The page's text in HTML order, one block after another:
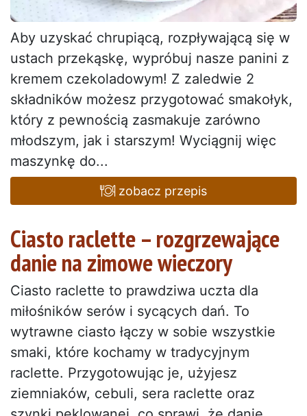
Aby uzyskać chrupiącą, rozpływającą się w
ustach przekąskę, wypróbuj nasze panini z
kremem czekoladowym! Z zaledwie 2
składników możesz przygotować smakołyk,
który z pewnością zasmakuje zarówno
młodszym, jak i starszym! Wyciągnij więc
maszynkę do...
zobacz przepis
Ciasto raclette – rozgrzewające
danie na zimowe wieczory
Ciasto raclette to prawdziwa uczta dla
miłośników serów i sycących dań. To
wytrawne ciasto łączy w sobie wszystkie
smaki, które kochamy w tradycyjnym
raclette. Przygotowując je, użyjesz
ziemniaków, cebuli, sera raclette oraz